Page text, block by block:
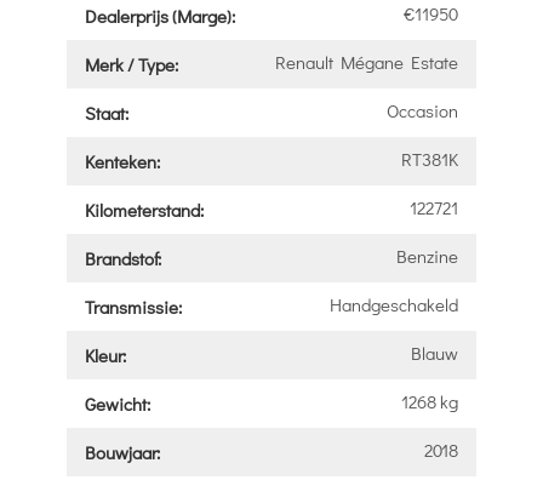
Dealerprijs (Marge): €11950
Merk / Type: Renault Mégane Estate
Staat: Occasion
Kenteken: RT381K
Kilometerstand: 122721
Brandstof: Benzine
Transmissie: Handgeschakeld
Kleur: Blauw
Gewicht: 1268 kg
Bouwjaar: 2018